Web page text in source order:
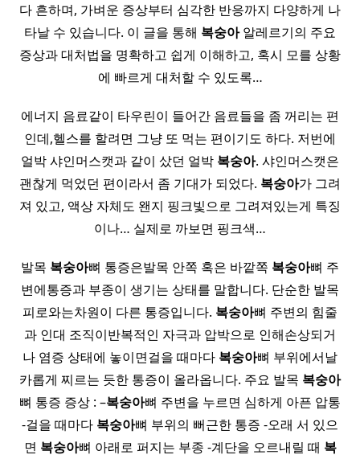
다 흔하며, 가벼운 증상부터 심각한 반응까지 다양하게 나
타날 수 있습니다. 이 글을 통해 복숭아알레르기의 주요
증상과 대처법을 명확하고 쉽게 이해하고, 혹시 모를 상황
에 빠르게 대처할 수 있도록…
에너지 음료같이 타우린이 들어간 음료들을 좀 꺼리는 편
인데,헬스를 할려면 그냥 또 먹는 편이기도 하다. 저번에
얼박 샤인머스캣과 같이 샀던 얼박 복숭아. 샤인머스캣은
괜찮게 먹었던 편이라서 좀 기대가 되었다. 복숭아가 그려
져 있고, 액상 자체도 왠지 핑크빛으로 그려져있는게 특징
이나… 실제로 까보면 핑크색…
발목 복숭아뼈 통증은발목 안쪽 혹은 바깥쪽 복숭아뼈 주
변에통증과 부종이 생기는 상태를 말합니다. 단순한 발목
피로와는차원이 다른 통증입니다. 복숭아뼈 주변의 힘줄
과 인대 조직이반복적인 자극과 압박으로 인해손상되거
나 염증 상태에 놓이면걸을 때마다 복숭아뼈 부위에서날
카롭게 찌르는 듯한 통증이 올라옵니다. 주요 발목 복숭아
뼈 통증 증상 : –복숭아뼈 주변을 누르면 심하게 아픈 압통
-걸을 때마다 복숭아뼈 부위의 뻐근한 통증 -오래 서 있으
면 복숭아뼈 아래로 퍼지는 부종 -계단을 오르내릴 때 복